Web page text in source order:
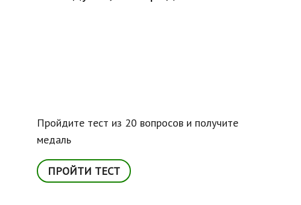
Пройдите тест из 20 вопросов и получите
медаль
ПРОЙТИ ТЕСТ